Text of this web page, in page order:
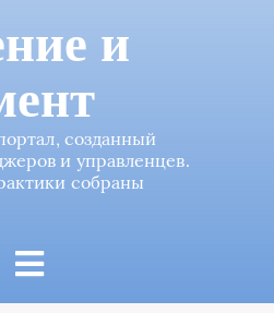
и
созданный
и управленцев.
собраны